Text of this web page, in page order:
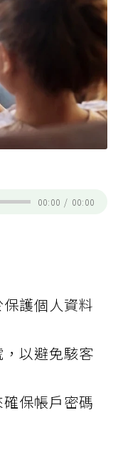
00:00 / 00:00
護個人資料
以避免駭客
保帳戶密碼